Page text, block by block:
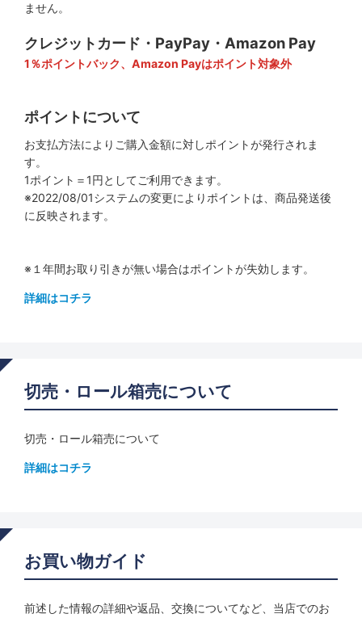
ません。
クレジットカード・PayPay・Amazon Pay
1％ポイントバック、Amazon Payはポイント対象外
ポイントについて
お支払方法によりご購入金額に対しポイントが発行されま
す。
1ポイント＝1円としてご利用できます。
※2022/08/01システムの変更によりポイントは、商品発送後
に反映されます。
※１年間お取り引きが無い場合はポイントが失効します。
詳細はコチラ
切売・ロール箱売について
切売・ロール箱売について
詳細はコチラ
お買い物ガイド
前述した情報の詳細や返品、交換についてなど、当店でのお